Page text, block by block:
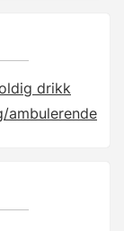
drikk
ambulerende